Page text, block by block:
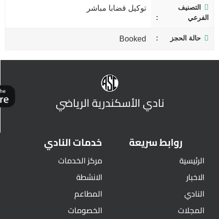
التصنيف
الفرعي
توكيل قضابا مباشر
حالة الحجز Booked
نادي الأسكندرية الرياضي
روابط سريعة
الرئيسية
الاخبار
النادي
المجلات
خدمات النادي
مركز الخدمات
الانشطة
المطاعم
الخصومات